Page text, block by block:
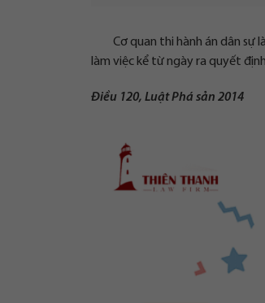
Cơ quan thi hành án dân sự
làm việc kể từ ngày ra quyết
Điều 120, Luật Phá sản 2014